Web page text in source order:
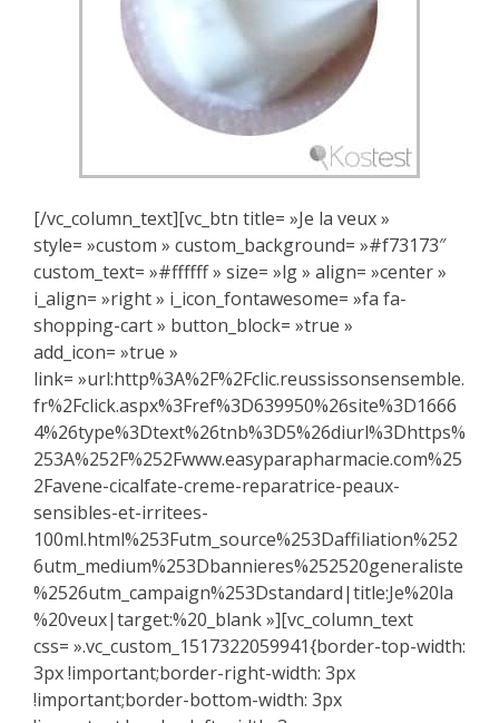
[/vc_column_text][vc_btn title= »Je la veux »
style= »custom » custom_background= »#f73173″
custom_text= »#ffffff » size= »lg » align= »center »
i_align= »right » i_icon_fontawesome= »fa fa-
shopping-cart » button_block= »true »
add_icon= »true »
link= »url:http%3A%2F%2Fclic.reussissonsensemble.
fr%2Fclick.aspx%3Fref%3D639950%26site%3D1666
4%26type%3Dtext%26tnb%3D5%26diurl%3Dhttps%
253A%252F%252Fwww.easyparapharmacie.com%25
2Favene-cicalfate-creme-reparatrice-peaux-
sensibles-et-irritees-
100ml.html%253Futm_source%253Daffiliation%252
6utm_medium%253Dbannieres%252520generaliste
%2526utm_campaign%253Dstandard|title:Je%20la
%20veux|target:%20_blank »][vc_column_text
css= ».vc_custom_1517322059941{border-top-width:
3px !important;border-right-width: 3px
!important;border-bottom-width: 3px